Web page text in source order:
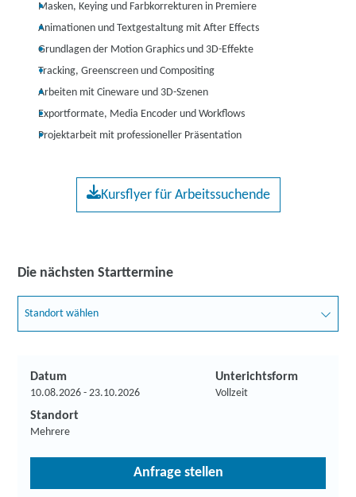
Masken, Keying und Farbkorrekturen in Premiere
Animationen und Textgestaltung mit After Effects
Grundlagen der Motion Graphics und 3D-Effekte
Tracking, Greenscreen und Compositing
Arbeiten mit Cineware und 3D-Szenen
Exportformate, Media Encoder und Workflows
Projektarbeit mit professioneller Präsentation
Kursflyer für Arbeitssuchende
Die nächsten Starttermine
Standort wählen
Datum
10.08.2026 - 23.10.2026
Unterichtsform
Vollzeit
Standort
Mehrere
Anfrage stellen